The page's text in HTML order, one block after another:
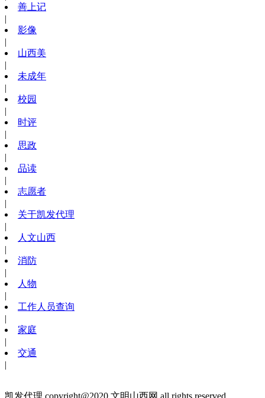
善上记
|
影像
|
山西美
|
未成年
|
校园
|
时评
|
思政
|
品读
|
志愿者
|
关于凯发代理
|
人文山西
|
消防
|
人物
|
工作人员查询
|
家庭
|
交通
|
凯发代理 copyright@2020 文明山西网 all rights reserved